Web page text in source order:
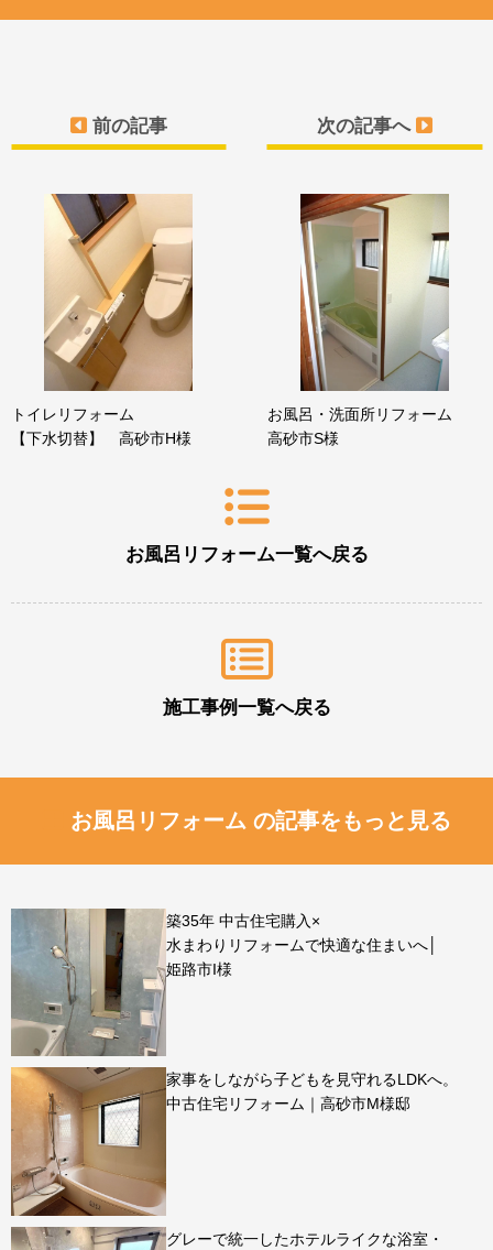
前の記事
トイレリフォーム
【下水切替】 高砂市H様
お風呂リフォーム一覧へ戻る
施工事例一覧へ戻る
次の記事へ
お風呂・洗面所リフォーム
高砂市S様
お風呂リフォーム の記事をもっと見る
築35年 中古住宅購入×
水まわりリフォームで快適な住まいへ│
姫路市I様
家事をしながら子どもを見守れるLDKへ。
中古住宅リフォーム｜高砂市M様邸
グレーで統一したホテルライクな浴室・